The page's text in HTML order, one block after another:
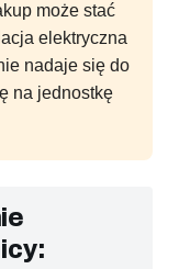
może stać
elektryczna
nadaje się do
na jednostkę